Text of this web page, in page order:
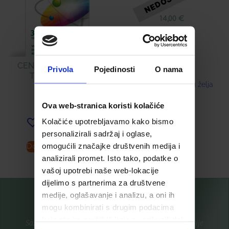
Privola Pojedinosti O nama
Ova web-stranica koristi kolačiće
Kolačiće upotrebljavamo kako bismo
personalizirali sadržaj i oglase,
omogućili značajke društvenih medija i
analizirali promet. Isto tako, podatke o
vašoj upotrebi naše web-lokacije
dijelimo s partnerima za društvene
medije, oglašavanje i analizu, a oni ih
mogu kombinirati s drugim podacima
CENTRAVIT ENERGY
TABLETE Á 30
Dodaj u listu želja
Dodaj u košaricu
14,00 €
Dodaj u listu želja
Pročitaj više
Saznajte prvi za nove proizvode i ekskluzivne promocije